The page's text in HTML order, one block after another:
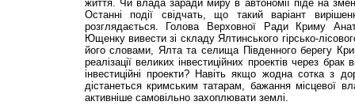
життя. Чи влада заради миру в автономії піде на
Останні події свідчать, що такий варіант
розглядається. Голова Верховної Ради Криму
Ющенку вивести зі складу Ялтинського гірсько-
його словами, Ялта та селища Південного берегу
реалізації великих інвестиційних проектів через
інвестиційні проекти? Навіть якщо жодна сотка з
дістанеться кримським татарам, бажання місцевої
активніше самовільно захоплювати землі.